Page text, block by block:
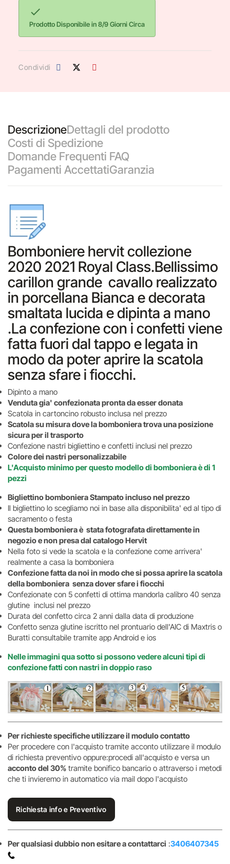

Prodotto Disponibile in 8/9 Giorni Circa
Condividi
DescrizioneDettagli del prodotto
Costi di Spedizione
Domande Frequenti FAQ
Pagamenti AccettatiGaranzia
Bomboniere hervit collezione
2020 2021 Royal Class.Bellissimo
carillon grande cavallo realizzato
in porcellana Bianca e decorata
smaltata lucida e dipinta a mano
.La confezione con i confetti viene
fatta fuori dal tappo e legata in
modo da poter aprire la scatola
senza sfare i fiocchi.
Dipinto a mano
Venduta gia' confezionata pronta da esser donata
Scatola in cartoncino robusto inclusa nel prezzo
Scatola su misura dove la bomboniera trova una posizione
sicura per il trasporto
Confezione nastri bigliettino e confetti inclusi nel prezzo
Colore dei nastri personalizzabile
L'Acquisto minimo per questo modello di bomboniera è di 1
pezzi
Bigliettino bomboniera Stampato incluso nel prezzo
Il bigliettino lo scegliamo noi in base alla disponibilita' ed al tipo di
sacramento o festa
Questa bomboniera è stata fotografata direttamente in
negozio e non presa dal catalogo Hervit
Nella foto si vede la scatola e la confezione come arrivera'
realmente a casa la bomboniera
Confezione fatta da noi in modo che si possa aprire la scatola
della bomboniera senza dover sfare i fiocchi
Confezionate con 5 confetti di ottima mandorla calibro 40 senza
glutine inclusi nel prezzo
Durata del confetto circa 2 anni dalla data di produzione
Confetto senza glutine iscritto nel prontuario dell'AIC di Maxtris o
Buratti consultabile tramite app Android e ios
Nelle immagini qua sotto si possono vedere alcuni tipi di
confezione fatti con nastri in doppio raso
Per richieste specifiche utilizzare il modulo contatto
Per procedere con l'acquisto tramite acconto utilizzare il modulo
di richiesta preventivo oppure:procedi all'acquisto e versa un
acconto del 30% tramite bonifico bancario o attraverso i metodi
che ti invieremo in automatico via mail dopo l'acquisto
Richiesta info e Preventivo
Per qualsiasi dubbio non esitare a contattarci :3406407345